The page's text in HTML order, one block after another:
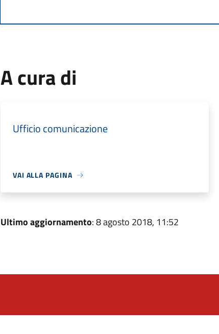
A cura di
Ufficio comunicazione
VAI ALLA PAGINA
Ultimo aggiornamento: 8 agosto 2018, 11:52